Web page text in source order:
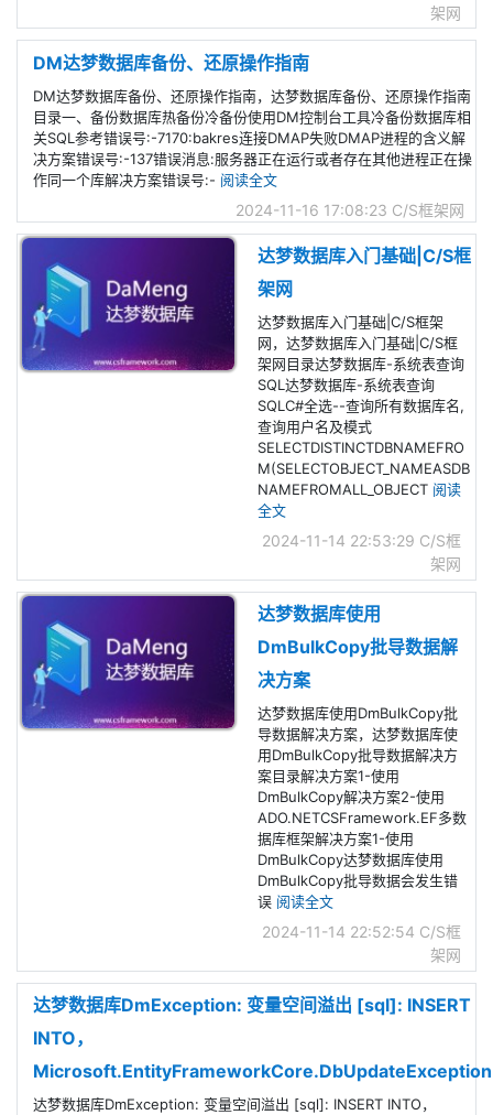
架网
DM达梦数据库备份、还原操作指南
DM达梦数据库备份、还原操作指南，达梦数据库备份、还原操作指南
目录一、备份数据库热备份冷备份使用DM控制台工具冷备份数据库相
关SQL参考错误号:-7170:bakres连接DMAP失败DMAP进程的含义解
决方案错误号:-137错误消息:服务器正在运行或者存在其他进程正在操
作同一个库解决方案错误号:- 阅读全文
2024-11-16 17:08:23 C/S框架网
达梦数据库入门基础|C/S框
架网
达梦数据库入门基础|C/S框架
网，达梦数据库入门基础|C/S框
架网目录达梦数据库-系统表查询
SQL达梦数据库-系统表查询
SQLC#全选--查询所有数据库名,
查询用户名及模式
SELECTDISTINCTDBNAMEFRO
M(SELECTOBJECT_NAMEASDB
NAMEFROMALL_OBJECT 阅读
全文
2024-11-14 22:53:29 C/S框
架网
达梦数据库使用
DmBulkCopy批导数据解
决方案
达梦数据库使用DmBulkCopy批
导数据解决方案，达梦数据库使
用DmBulkCopy批导数据解决方
案目录解决方案1-使用
DmBulkCopy解决方案2-使用
ADO.NETCSFramework.EF多数
据库框架解决方案1-使用
DmBulkCopy达梦数据库使用
DmBulkCopy批导数据会发生错
误 阅读全文
2024-11-14 22:52:54 C/S框
架网
达梦数据库DmException: 变量空间溢出 [sql]: INSERT
INTO，
Microsoft.EntityFrameworkCore.DbUpdateException
达梦数据库DmException: 变量空间溢出 [sql]: INSERT INTO，